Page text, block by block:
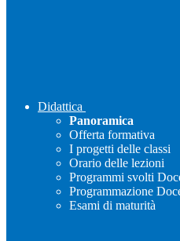
Didattica
Panoramica
Offerta formativa
I progetti delle classi
Orario delle lezioni
Programmi svolti
Programmazione
Esami di maturità